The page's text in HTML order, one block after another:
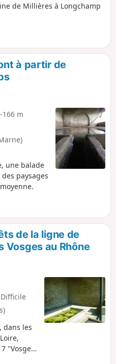
de Millières à Longchamp
à partir de
-166 m
une balade
paysages
de la ligne de
Vosges au Rhône
Difficile
dans les
"Vosges